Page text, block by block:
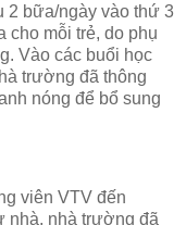
2 bữa/ngày vào thứ 3
cho mỗi trẻ, do phụ
Vào các buổi học
trường đã thông
nóng để bổ sung
viên VTV đến
nhà, nhà trường đã